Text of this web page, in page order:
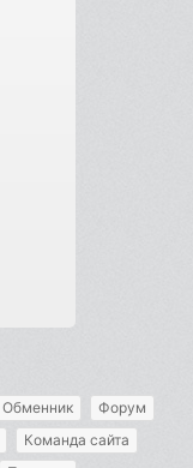
Обменник
Форум
Команда сайта